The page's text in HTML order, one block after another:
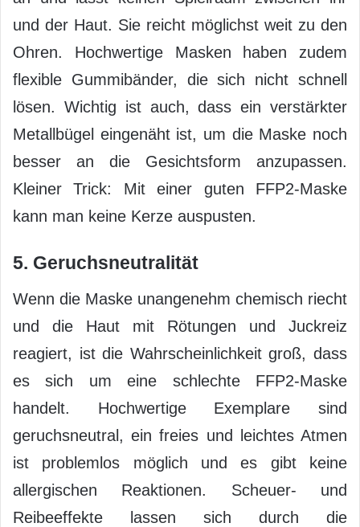
und der Haut. Sie reicht möglichst weit zu den
Ohren. Hochwertige Masken haben zudem
flexible Gummibänder, die sich nicht schnell
lösen. Wichtig ist auch, dass ein verstärkter
Metallbügel eingenäht ist, um die Maske noch
besser an die Gesichtsform anzupassen.
Kleiner Trick: Mit einer guten FFP2-Maske
kann man keine Kerze auspusten.
5. Geruchsneutralität
Wenn die Maske unangenehm chemisch riecht
und die Haut mit Rötungen und Juckreiz
reagiert, ist die Wahrscheinlichkeit groß, dass
es sich um eine schlechte FFP2-Maske
handelt. Hochwertige Exemplare sind
geruchsneutral, ein freies und leichtes Atmen
ist problemlos möglich und es gibt keine
allergischen Reaktionen. Scheuer- und
Reibeeffekte lassen sich durch die